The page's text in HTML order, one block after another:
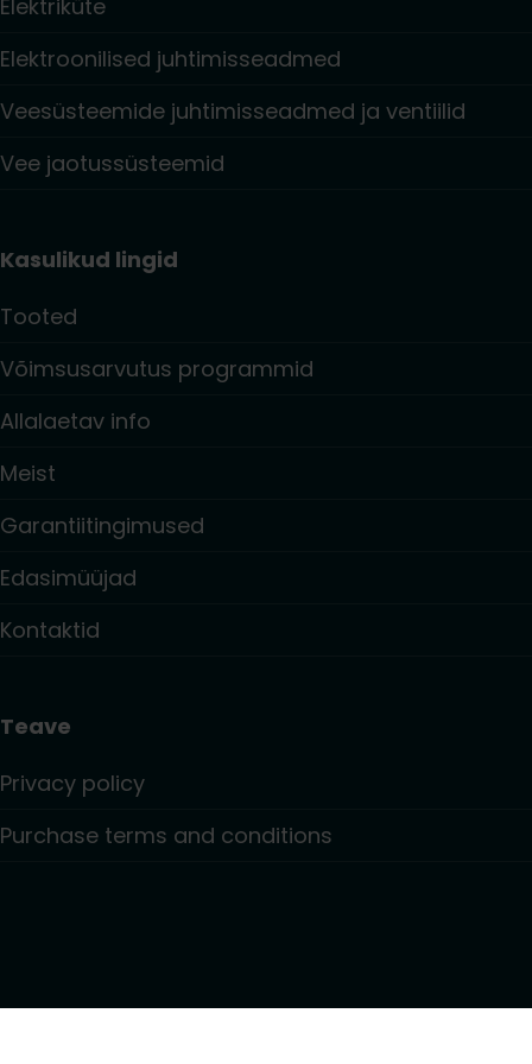
Elektriküte
Elektroonilised juhtimisseadmed
Veesüsteemide juhtimisseadmed ja ventiilid
Vee jaotussüsteemid
Kasulikud lingid
Tooted
Võimsusarvutus programmid
Allalaetav info
Meist
Garantiitingimused
Edasimüüjad
Kontaktid
Teave
Privacy policy
Purchase terms and conditions